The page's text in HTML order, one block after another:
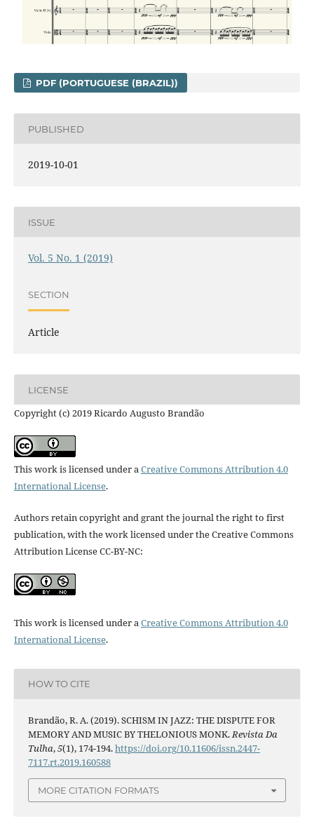
PDF (PORTUGUESE (BRAZIL))
PUBLISHED
2019-10-01
ISSUE
Vol. 5 No. 1 (2019)
SECTION
Article
LICENSE
Copyright (c) 2019 Ricardo Augusto Brandão
This work is licensed under aCreative Commons Attribution 4.0
International License.
Authors retain copyright and grant the journal the right to first
publication, with the work licensed under the Creative Commons
Attribution License CC-BY-NC:
This work is licensed under a Creative Commons Attribution 4.0
International License.
HOW TO CITE
Brandão, R. A. (2019). SCHISM IN JAZZ: THE DISPUTE FOR
MEMORY AND MUSIC BY THELONIOUS MONK. Revista Da
Tulha,5(1), 174-194.https://doi.org/10.11606/issn.2447-
7117.rt.2019.160588
MORE CITATION FORMATS